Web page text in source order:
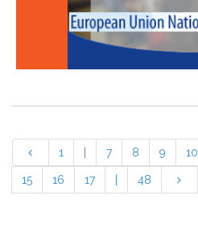
1 7 8 9 10
15 16 17 48